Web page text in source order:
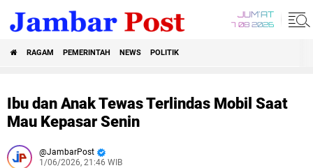
JUM'AT
7 08 2026
RAGAM PEMERINTAH NEWS POLITIK
Ibu dan Anak Tewas Terlindas Mobil Saat
Mau Kepasar Senin
JambarPost
1/06/2026, 21:46 WIB